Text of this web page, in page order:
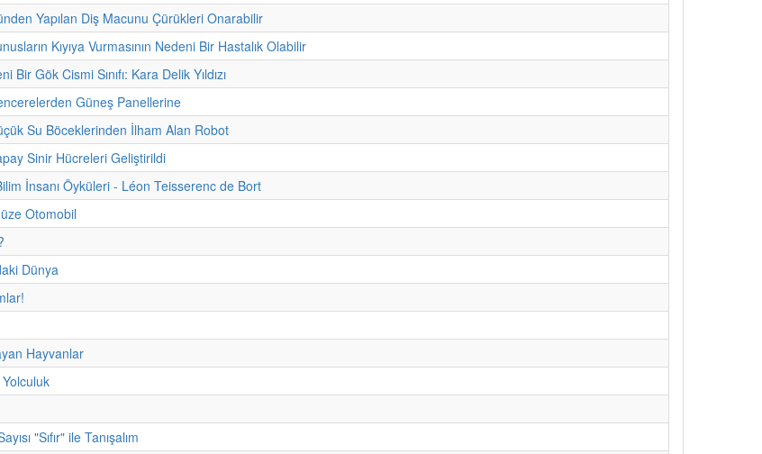
Yapılan Diş Macunu Çürükleri Onarabilir
Kıyıya Vurmasının Nedeni Bir Hastalık Olabilir
Bir Gök Cismi Sınıfı: Kara Delik Yıldızı
Güneş Panellerine
Su Böceklerinden İlham Alan Robot
Sinir Hücreleri Geliştirildi
İnsanı Öyküleri - Léon Teisserenc de Bort
Otomobil
Dünya
Hayvanlar
"Sıfır" ile Tanışalım